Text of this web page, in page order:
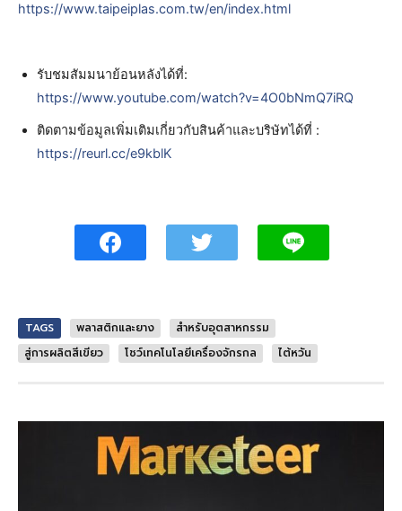
https://www.taipeiplas.com.tw/en/index.html
รับชมสัมมนาย้อนหลังได้ที่:
https://www.youtube.com/watch?v=4O0bNmQ7iRQ
ติดตามข้อมูลเพิ่มเติมเกี่ยวกับสินค้าและบริษัทได้ที่ :
https://reurl.cc/e9kblK
TAGS พลาสติกและยาง
สำหรับอุตสาหกรรม
สู่การผลิตสีเขียว
โชว์เทคโนโลยีเครื่องจักรกล ไต้หวัน